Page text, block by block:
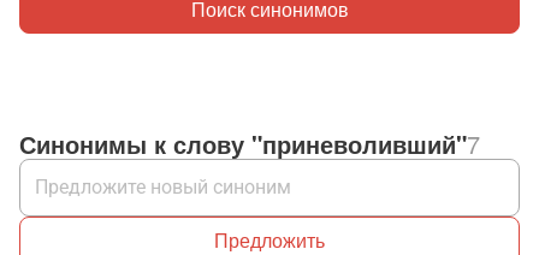
Поиск синонимов
Синонимы к слову "приневоливший"7
Предложить